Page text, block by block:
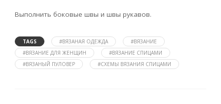
Выполнить боковые швы и швы рукавов.
TAGS #ВЯЗАНАЯ ОДЕЖДА
#ВЯЗАНИЕ
#ВЯЗАНИЕ ДЛЯ ЖЕНЩИН
#ВЯЗАНИЕ СПИЦАМИ
#ВЯЗАНЫЙ ПУЛОВЕР
#СХЕМЫ ВЯЗАНИЯ СПИЦАМИ